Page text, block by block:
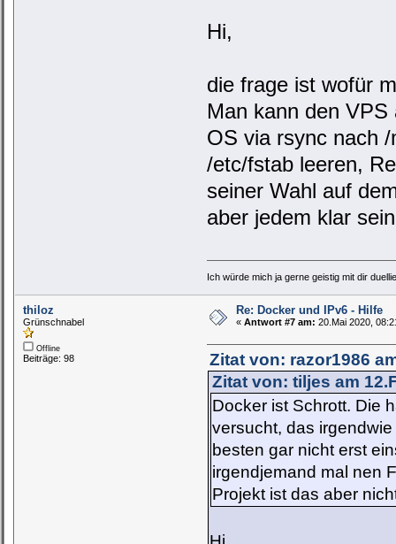
Hi,
die frage ist wofür
Man kann den
OS via rsync nach
/etc/fstab leeren,
seiner Wahl auf
aber jedem klar
Ich würde mich ja gerne geistig mit dir
thiloz
Grünschnabel
Offline
Beiträge: 98
Re: Docker und IPv6 - Hilfe
« Antwort #7 am: 20.Mai 2020,
Zitat von: razor1986
Zitat von: tiljes am
Docker ist Schrott. Die
versucht, das
besten gar nicht erst
irgendjemand mal nen
Projekt ist das aber